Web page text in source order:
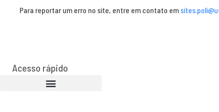
Para reportar um erro no site, entre em contato em
Acesso rápido